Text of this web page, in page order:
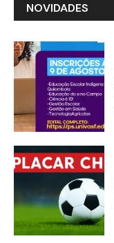
NOVIDADES